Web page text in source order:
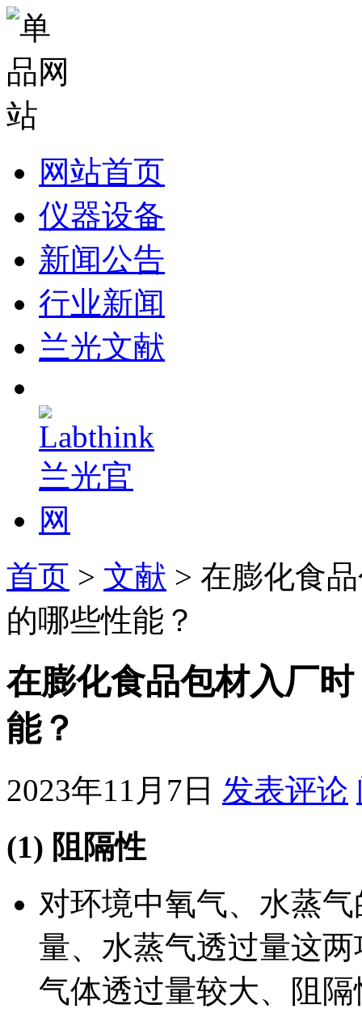
网站首页
仪器设备
新闻公告
行业新闻
兰光文献
首页 > 文献 > 在膨化食
的哪些性能？
在膨化食品包材入厂
能？
2023年11月7日 发表评论
(1) 阻隔性
对环境中氧气、水蒸
量、水蒸气透过量这
气体透过量较大、阻